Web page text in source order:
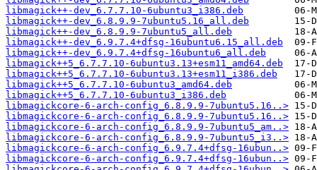
libmagick++-dev_6.7.7.10-6ubuntu3_i386.deb
libmagick++-dev_6.8.9.9-7ubuntu5.16_all.deb
libmagick++-dev_6.8.9.9-7ubuntu5_all.deb
libmagick++-dev_6.9.7.4+dfsg-16ubuntu6.15_all.deb
libmagick++-dev_6.9.7.4+dfsg-16ubuntu6_all.deb
libmagick++5_6.7.7.10-6ubuntu3.13+esm11_amd64.deb
libmagick++5_6.7.7.10-6ubuntu3.13+esm11_i386.deb
libmagick++5_6.7.7.10-6ubuntu3_amd64.deb
libmagick++5_6.7.7.10-6ubuntu3_i386.deb
libmagickcore-6-arch-config_6.8.9.9-7ubuntu5.16..>
libmagickcore-6-arch-config_6.8.9.9-7ubuntu5.16..>
libmagickcore-6-arch-config_6.8.9.9-7ubuntu5_am..>
libmagickcore-6-arch-config_6.8.9.9-7ubuntu5_i3..>
libmagickcore-6-arch-config_6.9.7.4+dfsg-16ubun..>
libmagickcore-6-arch-config_6.9.7.4+dfsg-16ubun..>